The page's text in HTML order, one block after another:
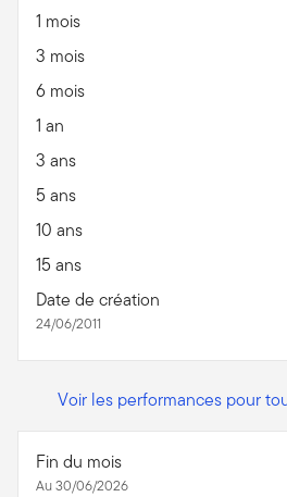
1 mois
3 mois
6 mois
1 an
3 ans
5 ans
10 ans
15 ans
Date de création
24/06/2011
Voir les performances pour
Fin du mois
Au 30/06/2026